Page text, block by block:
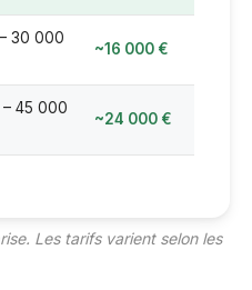
30 000
~16 000 €
– 45 000
~24 000 €
Les tarifs varient selon les